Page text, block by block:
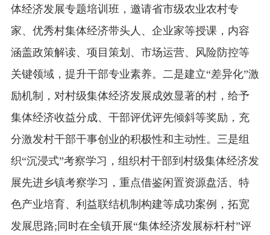
体经济发展专题培训班，邀请省市级农业农村专
家、优秀村集体经济带头人、企业家等授课，内容
涵盖政策解读、项目策划、市场运营、风险防控等
关键领域，提升干部专业素养。二是建立“差异化”激
励机制，对村级集体经济发展成效显著的村，给予
集体经济收益分成、干部评优评先倾斜等奖励，充
分激发村干部干事创业的积极性和主动性。三是组
织“沉浸式”考察学习，组织村干部到村级集体经济发
展先进乡镇考察学习，重点借鉴闲置资源盘活、特
色产业培育、利益联结机制构建等成功案例，拓宽
发展思路;同时在全镇开展“集体经济发展标杆村”评